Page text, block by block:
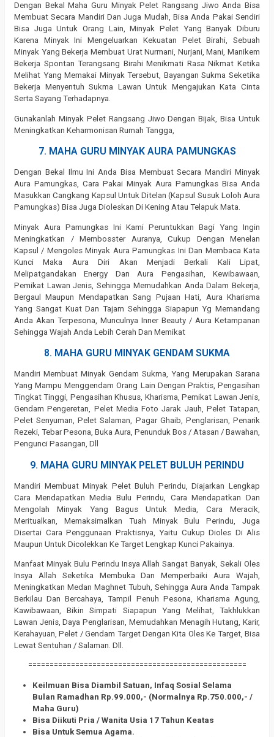
Dengan Bekal Maha Guru Minyak Pelet Rangsang Jiwo Anda Bisa
Membuat Secara Mandiri Dan Juga Mudah, Bisa Anda Pakai Sendiri
Bisa Juga Untuk Orang Lain, Minyak Pelet Yang Banyak Diburu
Karena Minyak Ini Mengeluarkan Kekuatan Pelet Birahi, Sebuah
Minyak Yang Bekerja Membuat Urat Nurmani, Nurjani, Mani, Manikem
Bekerja Spontan Terangsang Birahi Menikmati Rasa Nikmat Ketika
Melihat Yang Memakai Minyak Tersebut, Bayangan Sukma Seketika
Bekerja Menyentuh Sukma Lawan Untuk Mengajukan Kata Cinta
Serta Sayang Terhadapnya.
Gunakanlah Minyak Pelet Rangsang Jiwo Dengan Bijak, Bisa Untuk
Meningkatkan Keharmonisan Rumah Tangga,
7. MAHA GURU MINYAK AURA PAMUNGKAS
Dengan Bekal Ilmu Ini Anda Bisa Membuat Secara Mandiri Minyak
Aura Pamungkas, Cara Pakai Minyak Aura Pamungkas Bisa Anda
Masukkan Cangkang Kapsul Untuk Ditelan (Kapsul Susuk Loloh Aura
Pamungkas) Bisa Juga Dioleskan Di Kening Atau Telapuk Mata.
Minyak Aura Pamungkas Ini Kami Peruntukkan Bagi Yang Ingin
Meningkatkan / Membosster Auranya, Cukup Dengan Menelan
Kapsul / Mengoles Minyak Aura Pamungkas Ini Dan Membaca Kata
Kunci Maka Aura Diri Akan Menjadi Berkali Kali Lipat,
Melipatgandakan Energy Dan Aura Pengasihan, Kewibawaan,
Pemikat Lawan Jenis, Sehingga Memudahkan Anda Dalam Bekerja,
Bergaul Maupun Mendapatkan Sang Pujaan Hati, Aura Kharisma
Yang Sangat Kuat Dan Tajam Sehingga Siapapun Yg Memandang
Anda Akan Terpesona, Munculnya Inner Beauty / Aura Ketampanan
Sehingga Wajah Anda Lebih Cerah Dan Memikat
8. MAHA GURU MINYAK GENDAM SUKMA
Mandiri Membuat Minyak Gendam Sukma, Yang Merupakan Sarana
Yang Mampu Menggendam Orang Lain Dengan Praktis, Pengasihan
Tingkat Tinggi, Pengasihan Khusus, Kharisma, Pemikat Lawan Jenis,
Gendam Pengeretan, Pelet Media Foto Jarak Jauh, Pelet Tatapan,
Pelet Senyuman, Pelet Salaman, Pagar Ghaib, Penglarisan, Penarik
Rezeki, Tebar Pesona, Buka Aura, Penunduk Bos / Atasan / Bawahan,
Pengunci Pasangan, Dll
9. MAHA GURU MINYAK PELET BULUH PERINDU
Mandiri Membuat Minyak Pelet Buluh Perindu, Diajarkan Lengkap
Cara Mendapatkan Media Bulu Perindu, Cara Mendapatkan Dan
Mengolah Minyak Yang Bagus Untuk Media, Cara Meracik,
Meritualkan, Memaksimalkan Tuah Minyak Bulu Perindu, Juga
Disertai Cara Penggunaan Praktisnya, Yaitu Cukup Dioles Di Alis
Maupun Untuk Dicolekkan Ke Target Lengkap Kunci Pakainya.
Manfaat Minyak Bulu Perindu Insya Allah Sangat Banyak, Sekali Oles
Insya Allah Seketika Membuka Dan Memperbaiki Aura Wajah,
Meningkatkan Medan Maghnet Tubuh, Sehingga Aura Anda Tampak
Berkilau Dan Bercahaya, Tampil Penuh Pesona, Kharisma Agung,
Kawibawaan, Bikin Simpati Siapapun Yang Melihat, Takhlukkan
Lawan Jenis, Daya Penglarisan, Memudahkan Menagih Hutang, Karir,
Kerahayuan, Pelet / Gendam Target Dengan Kita Oles Ke Target, Bisa
Lewat Sentuhan / Salaman. Dll.
===================================================
Keilmuan Bisa Diambil Satuan, Infaq Sosial Selama
Bulan Ramadhan Rp.99.000,- (Normalnya Rp.750.000,- /
Maha Guru)
Bisa Diikuti Pria / Wanita Usia 17 Tahun Keatas
Bisa Untuk Semua Agama.